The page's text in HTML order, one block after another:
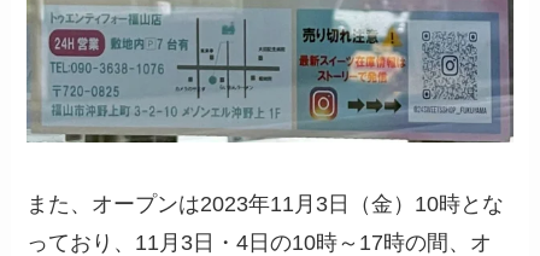
また、オープンは2023年11月3日（金）10時とな
っており、11月3日・4日の10時～17時の間、オ